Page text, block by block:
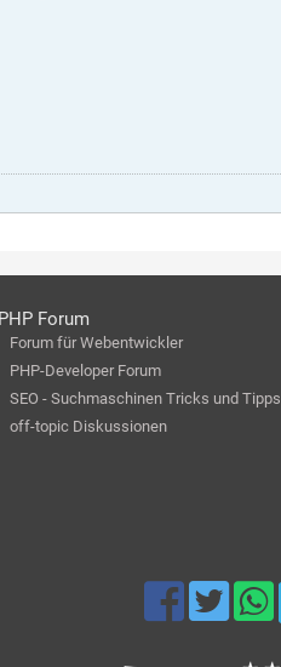
Forum
Forum für Webentwickler
PHP-Developer Forum
SEO - Suchmaschinen Tricks und Tipps
off-topic Diskussionen